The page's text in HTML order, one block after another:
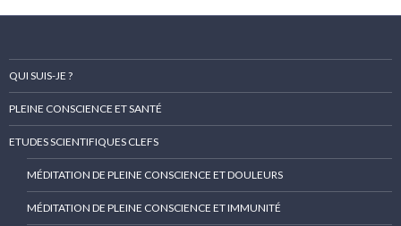
QUI SUIS-JE ?
PLEINE CONSCIENCE ET SANTÉ
ETUDES SCIENTIFIQUES CLEFS
MÉDITATION DE PLEINE CONSCIENCE ET DOULEURS
MÉDITATION DE PLEINE CONSCIENCE ET IMMUNITÉ